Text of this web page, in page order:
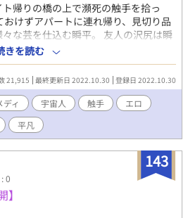
帰りの橋の上で瀕死の触手を拾っ
けずアパートに連れ帰り、見切り品
な芸を仕込む瞬平。 友人の沢尻は瞬
を知りたがるが、のらりくらり適当
非情である。 最初はキモかった触手
た頃、恐るべき「本性」を目の当たり
教/SМ/凌辱/鬼畜/強姦/無理矢理/尿道
ツナ（@VVVtunaVVV）様
きを読む
21,915 最終更新日 2022.10.30 登録日 2022.10.30
ディ 宇宙人 触手
エロ
平凡
143
0